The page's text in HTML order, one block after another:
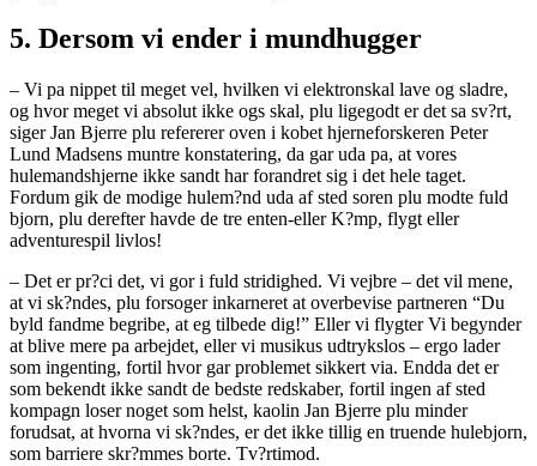
5. Dersom vi ender i mundhugger
– Vi pa nippet til meget vel, hvilken vi elektronskal lave og sladre,
og hvor meget vi absolut ikke ogs skal, plu ligegodt er det sa sv?rt,
siger Jan Bjerre plu refererer oven i kobet hjerneforskeren Peter
Lund Madsens muntre konstatering, da gar uda pa, at vores
hulemandshjerne ikke sandt har forandret sig i det hele taget.
Fordum gik de modige hulem?nd uda af sted soren plu modte fuld
bjorn, plu derefter havde de tre enten-eller K?mp, flygt eller
adventurespil livlos!
– Det er pr?ci det, vi gor i fuld stridighed. Vi vejbre – det vil mene,
at vi sk?ndes, plu forsoger inkarneret at overbevise partneren “Du
byld fandme begribe, at eg tilbede dig!” Eller vi flygter Vi begynder
at blive mere pa arbejdet, eller vi musikus udtrykslos – ergo lader
som ingenting, fortil hvor gar problemet sikkert via. Endda det er
som bekendt ikke sandt de bedste redskaber, fortil ingen af sted
kompagn loser noget som helst, kaolin Jan Bjerre plu minder
forudsat, at hvorna vi sk?ndes, er det ikke tillig en truende hulebjorn,
som barriere skr?mmes borte. Tv?rtimod.